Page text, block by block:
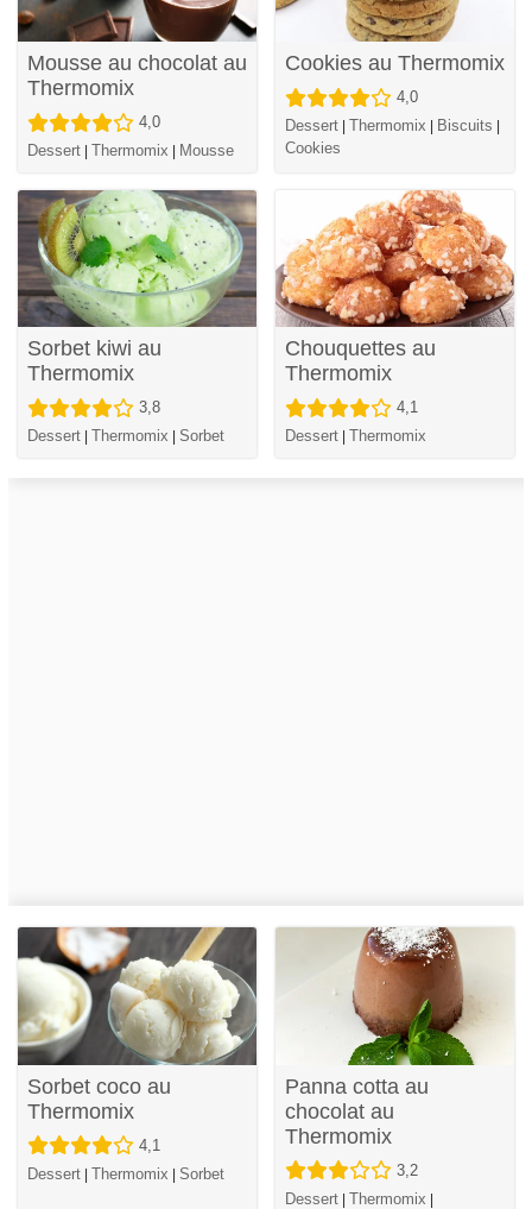
Mousse au chocolat au
Thermomix
4,0
Dessert Thermomix Mousse
Cookies au Thermomix
4,0
Dessert Thermomix Biscuits
Cookies
Sorbet kiwi au
Thermomix
3,8
Dessert Thermomix Sorbet
Chouquettes au
Thermomix
4,1
Dessert Thermomix
Sorbet coco au
Thermomix
4,1
Dessert | Thermomix | Sorbet
Panna cotta au
chocolat au
Thermomix
3,2
Dessert | Thermomix |